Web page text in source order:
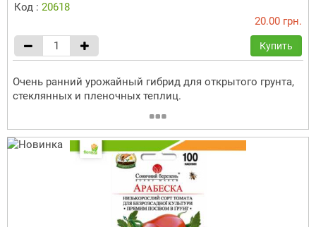
Код : 20618
20.00 грн.
Купить
Очень ранний урожайный гибрид для открытого грунта,
стеклянных и пленочных теплиц.